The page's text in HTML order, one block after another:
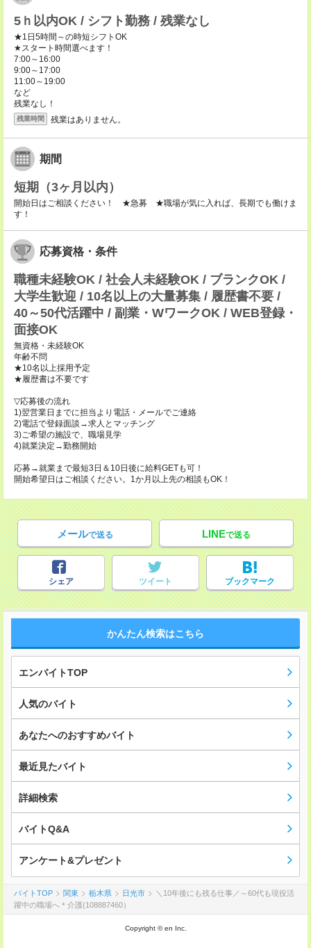
5ｈ以内OK / シフト勤務 / 残業なし
★1日5時間～の時短シフトOK
★スタート時間選べます！
7:00～16:00
9:00～17:00
11:00～19:00
など
残業なし！
残業時間 残業はありません。
期間
短期（3ヶ月以内）
開始日はご相談ください！ ★急募 ★職場が気に入れば、長期でも働けま
す！
応募資格・条件
職種未経験OK / 社会人未経験OK / ブランクOK /
大学生歓迎 / 10名以上の大量募集 / 履歴書不要 /
40～50代活躍中 / 副業・WワークOK / WEB登録・
面接OK
無資格・未経験OK
年齢不問
★10名以上採用予定
★履歴書は不要です
▽応募後の流れ
1)翌営業日までに担当より電話・メールでご連絡
2)電話で登録面談→求人とマッチング
3)ご希望の施設で、職場見学
4)就業決定→勤務開始
応募→就業まで最短3日＆10日後に給料GETも可！
開始希望日はご相談ください。1か月以上先の相談もOK！
メールで送る LINEで送る
シェア ツイート ブックマーク
かんたん検索はこちら
エンバイトTOP
人気のバイト
あなたへのおすすめバイト
最近見たバイト
詳細検索
バイトQ&A
アンケート&プレゼント
バイトTOP 関東 栃木県 日光市
＼10年後にも残る仕事／～60代も現役活
躍中の職場へ＊介護(108887460）
Copyright © en Inc.